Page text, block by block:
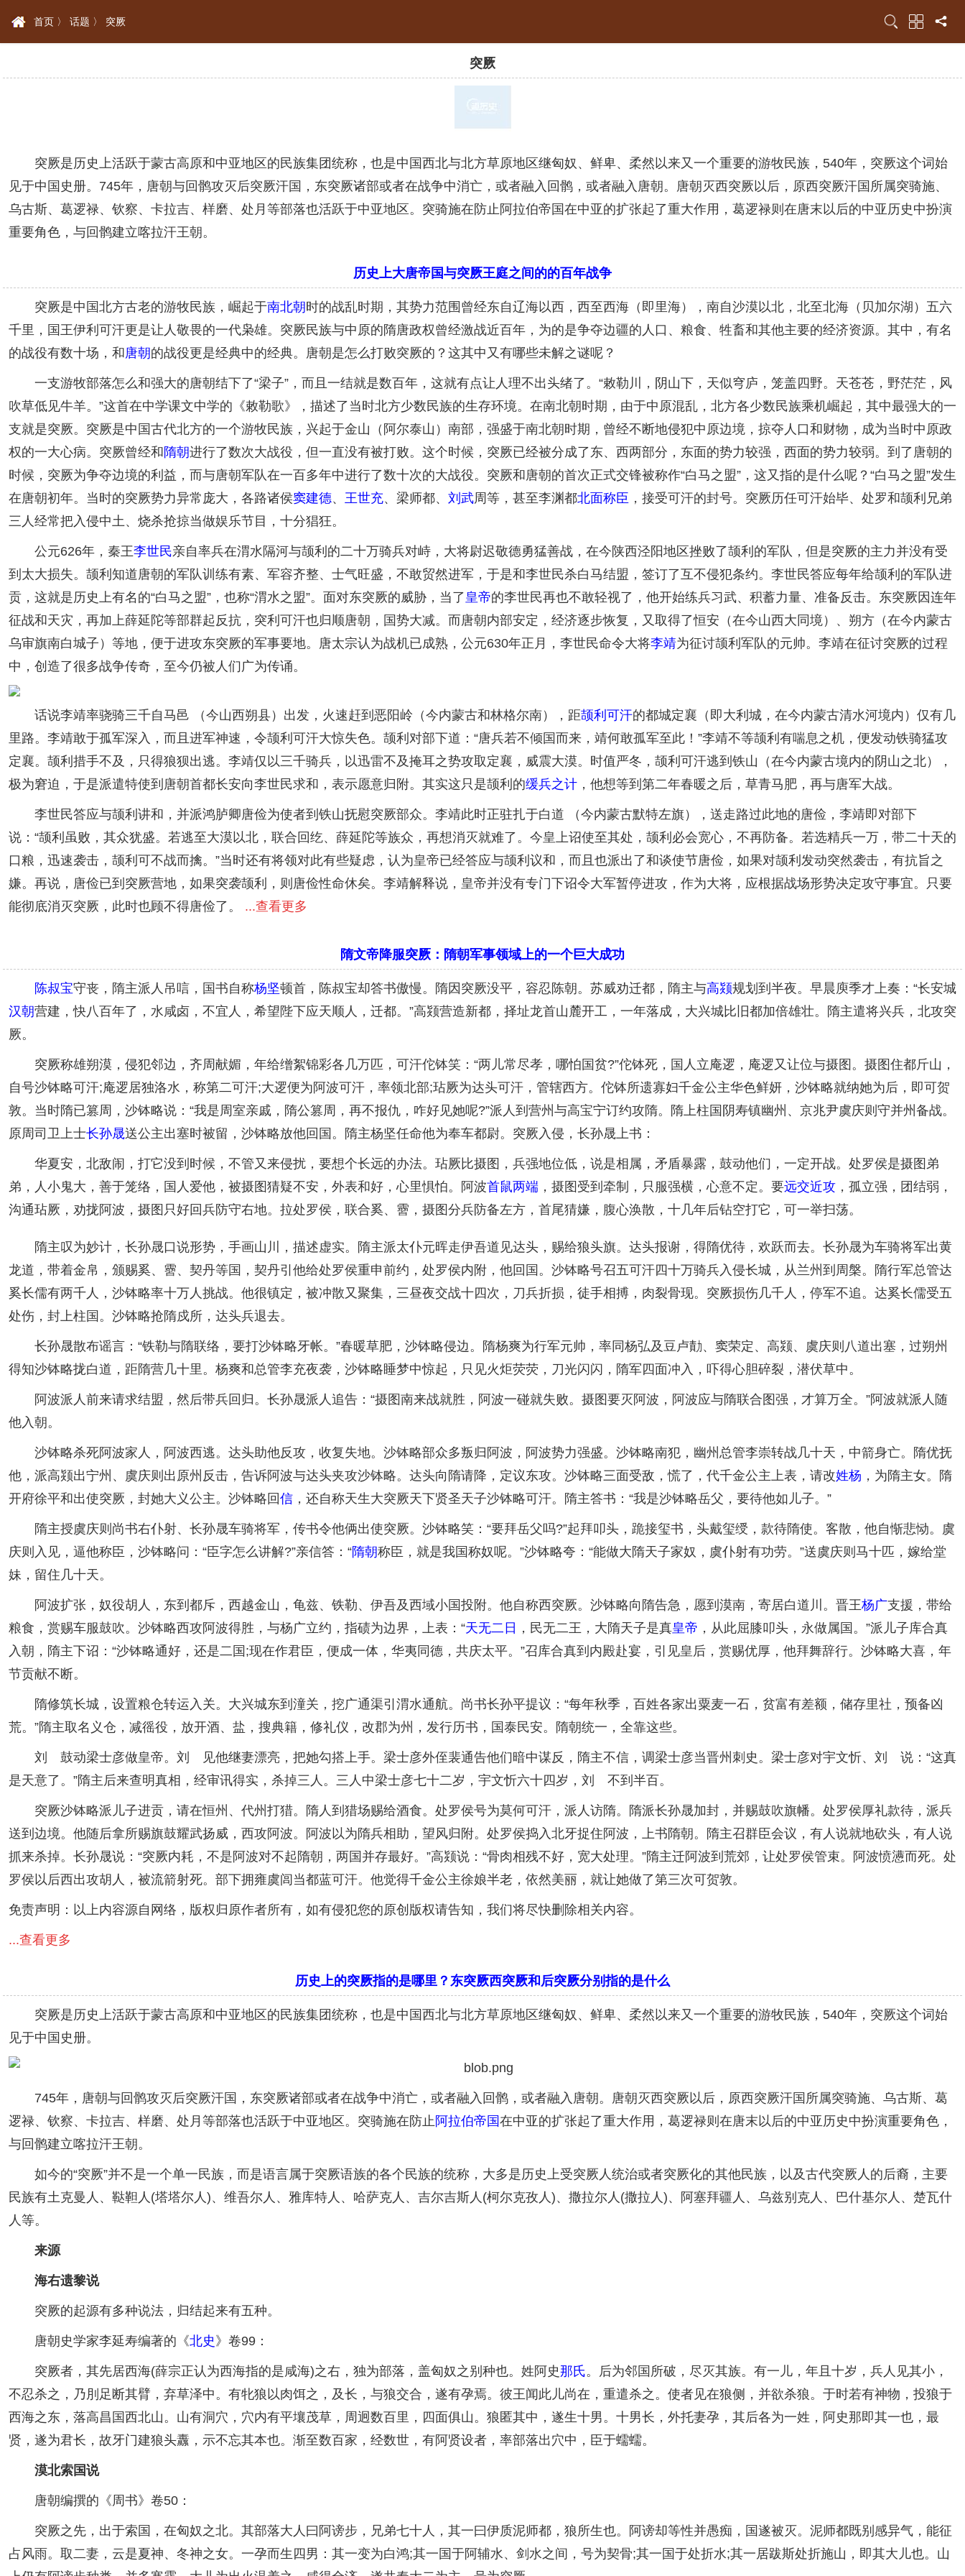
首页 〉 话题 〉 突厥
突厥
突厥是历史上活跃于蒙古高原和中亚地区的民族集团统称，也是中国西北与北方草原地区继匈奴、鲜卑、柔然以来又一个重要的游牧民族，540年，突厥这个词始
见于中国史册。745年，唐朝与回鹘攻灭后突厥汗国，东突厥诸部或者在战争中消亡，或者融入回鹘，或者融入唐朝。唐朝灭西突厥以后，原西突厥汗国所属突骑施、
乌古斯、葛逻禄、钦察、卡拉吉、样磨、处月等部落也活跃于中亚地区。突骑施在防止阿拉伯帝国在中亚的扩张起了重大作用，葛逻禄则在唐末以后的中亚历史中扮演
重要角色，与回鹘建立喀拉汗王朝。
历史上大唐帝国与突厥王庭之间的的百年战争
突厥是中国北方古老的游牧民族，崛起于南北朝时的战乱时期，其势力范围曾经东自辽海以西，西至西海（即里海），南自沙漠以北，北至北海（贝加尔湖）五六
千里，国王伊利可汗更是让人敬畏的一代枭雄。突厥民族与中原的隋唐政权曾经激战近百年，为的是争夺边疆的人口、粮食、牲畜和其他主要的经济资源。其中，有名
的战役有数十场，和唐朝的战役更是经典中的经典。唐朝是怎么打败突厥的？这其中又有哪些未解之谜呢？
一支游牧部落怎么和强大的唐朝结下了“梁子”，而且一结就是数百年，这就有点让人理不出头绪了。“敕勒川，阴山下，天似穹庐，笼盖四野。天苍苍，野茫茫，风
吹草低见牛羊。”这首在中学课文中学的《敕勒歌》，描述了当时北方少数民族的生存环境。在南北朝时期，由于中原混乱，北方各少数民族乘机崛起，其中最强大的一
支就是突厥。突厥是中国古代北方的一个游牧民族，兴起于金山（阿尔泰山）南部，强盛于南北朝时期，曾经不断地侵犯中原边境，掠夺人口和财物，成为当时中原政
权的一大心病。突厥曾经和 隋朝进行了数次大战役，但一直没有被打败。这个时候，突厥已经被分成了东、西两部分，东面的势力较强，西面的势力较弱。到了唐朝的
时候，突厥为争夺边境的利益，而与唐朝军队在一百多年中进行了数十次的大战役。突厥和唐朝的首次正式交锋被称作“白马之盟”，这又指的是什么呢？“白马之盟”发生
在唐朝初年。当时的突厥势力异常庞大，各路诸侯窦建德、 王世充、梁师都、 刘武周等，甚至李渊都北面称臣 ，接受可汗的封号。突厥历任可汗始毕、处罗和颉利兄弟
三人经常把入侵中土、烧杀抢掠当做娱乐节目，十分猖狂。
公元626年，秦王李世民亲自率兵在渭水隔河与颉利的二十万骑兵对峙，大将尉迟敬德勇猛善战，在今陕西泾阳地区挫败了颉利的军队，但是突厥的主力并没有受
到太大损失。颉利知道唐朝的军队训练有素、军容齐整、士气旺盛，不敢贸然进军，于是和李世民杀白马结盟，签订了互不侵犯条约。李世民答应每年给颉利的军队进
贡，这就是历史上有名的“白马之盟”，也称“渭水之盟”。面对东突厥的威胁，当了皇帝的李世民再也不敢轻视了，他开始练兵习武、积蓄力量、准备反击。东突厥因连年
征战和天灾，再加上薛延陀等部群起反抗，突利可汗也归顺唐朝，国势大减。而唐朝内部安定，经济逐步恢复，又取得了恒安（在今山西大同境）、朔方（在今内蒙古
乌审旗南白城子）等地，便于进攻东突厥的军事要地。唐太宗认为战机已成熟，公元630年正月，李世民命令大将李靖为征讨颉利军队的元帅。李靖在征讨突厥的过程
中，创造了很多战争传奇，至今仍被人们广为传诵。
话说李靖率骁骑三千自马邑 （今山西朔县）出发，火速赶到恶阳岭（今内蒙古和林格尔南），距颉利可汗的都城定襄（即大利城，在今内蒙古清水河境内）仅有几
里路。李靖敢于孤军深入，而且进军神速，令颉利可汗大惊失色。颉利对部下道：“唐兵若不倾国而来，靖何敢孤军至此！”李靖不等颉利有喘息之机，便发动铁骑猛攻
定襄。颉利措手不及，只得狼狈出逃。李靖仅以三千骑兵，以迅雷不及掩耳之势攻取定襄，威震大漠。时值严冬，颉利可汗逃到铁山（在今内蒙古境内的阴山之北），
极为窘迫，于是派遣特使到唐朝首都长安向李世民求和，表示愿意归附。其实这只是颉利的缓兵之计 ，他想等到第二年春暖之后，草青马肥，再与唐军大战。
李世民答应与颉利讲和，并派鸿胪卿唐俭为使者到铁山抚慰突厥部众。李靖此时正驻扎于白道 （今内蒙古默特左旗），送走路过此地的唐俭，李靖即对部下
说：“颉利虽败，其众犹盛。若逃至大漠以北，联合回纥、薛延陀等族众，再想消灭就难了。今皇上诏使至其处，颉利必会宽心，不再防备。若选精兵一万，带二十天的
口粮，迅速袭击，颉利可不战而擒。”当时还有将领对此有些疑虑，认为皇帝已经答应与颉利议和，而且也派出了和谈使节唐俭，如果对颉利发动突然袭击，有抗旨之
嫌。再说，唐俭已到突厥营地，如果突袭颉利，则唐俭性命休矣。李靖解释说，皇帝并没有专门下诏令大军暂停进攻，作为大将，应根据战场形势决定攻守事宜。只要
能彻底消灭突厥，此时也顾不得唐俭了。 ...查看更多
隋文帝降服突厥：隋朝军事领域上的一个巨大成功
陈叔宝守丧，隋主派人吊唁，国书自称杨坚顿首，陈叔宝却答书傲慢。隋因突厥没平，容忍陈朝。苏威劝迁都，隋主与高颎规划到半夜。早晨庾季才上奏：“长安城
汉朝营建，快八百年了，水咸卤，不宜人，希望陛下应天顺人，迁都。”高颎营造新都，择址龙首山麓开工，一年落成，大兴城比旧都加倍雄壮。隋主遣将兴兵，北攻突
厥。
突厥称雄朔漠，侵犯邻边，齐周献媚，年给缯絮锦彩各几万匹，可汗佗钵笑：“两儿常尽孝，哪怕国贫?”佗钵死，国人立庵逻，庵逻又让位与摄图。摄图住都斤山，
自号沙钵略可汗;庵逻居独洛水，称第二可汗;大逻便为阿波可汗，率领北部;玷厥为达头可汗，管辖西方。佗钵所遗寡妇千金公主华色鲜妍，沙钵略就纳她为后，即可贺
敦。当时隋已篡周，沙钵略说：“我是周室亲戚，隋公篡周，再不报仇，咋好见她呢?”派人到营州与高宝宁订约攻隋。隋上柱国阴寿镇幽州、京兆尹虞庆则守并州备战。
原周司卫上士长孙晟送公主出塞时被留，沙钵略放他回国。隋主杨坚任命他为奉车都尉。突厥入侵，长孙晟上书：
华夏安，北敌闹，打它没到时候，不管又来侵扰，要想个长远的办法。玷厥比摄图，兵强地位低，说是相属，矛盾暴露，鼓动他们，一定开战。处罗侯是摄图弟
弟，人小鬼大，善于笼络，国人爱他，被摄图猜疑不安，外表和好，心里惧怕。阿波首鼠两端 ，摄图受到牵制，只服强横，心意不定。要远交近攻 ，孤立强，团结弱，
沟通玷厥，劝拢阿波，摄图只好回兵防守右地。拉处罗侯，联合奚、霫，摄图分兵防备左方，首尾猜嫌，腹心涣散，十几年后钻空打它，可一举扫荡。
隋主叹为妙计，长孙晟口说形势，手画山川，描述虚实。隋主派太仆元晖走伊吾道见达头，赐给狼头旗。达头报谢，得隋优待，欢跃而去。长孙晟为车骑将军出黄
龙道，带着金帛，颁赐奚、霫、契丹等国，契丹引他给处罗侯重申前约，处罗侯内附，他回国。沙钵略号召五可汗四十万骑兵入侵长城，从兰州到周槃。隋行军总管达
奚长儒有两千人，沙钵略率十万人挑战。他很镇定，被冲散又聚集，三昼夜交战十四次，刀兵折损，徒手相搏，肉裂骨现。突厥损伤几千人，停军不追。达奚长儒受五
处伤，封上柱国。沙钵略抢隋戍所，达头兵退去。
长孙晟散布谣言：“铁勒与隋联络，要打沙钵略牙帐。”春暖草肥，沙钵略侵边。隋杨爽为行军元帅，率同杨弘及豆卢勣、窦荣定、高颎、虞庆则八道出塞，过朔州
得知沙钵略拢白道，距隋营几十里。杨爽和总管李充夜袭，沙钵略睡梦中惊起，只见火炬荧荧，刀光闪闪，隋军四面冲入，吓得心胆碎裂，潜伏草中。
阿波派人前来请求结盟，然后带兵回归。长孙晟派人追告：“摄图南来战就胜，阿波一碰就失败。摄图要灭阿波，阿波应与隋联合图强，才算万全。”阿波就派人随
他入朝。
沙钵略杀死阿波家人，阿波西逃。达头助他反攻，收复失地。沙钵略部众多叛归阿波，阿波势力强盛。沙钵略南犯，幽州总管李崇转战几十天，中箭身亡。隋优抚
他，派高颎出宁州、虞庆则出原州反击，告诉阿波与达头夹攻沙钵略。达头向隋请降，定议东攻。沙钵略三面受敌，慌了，代千金公主上表，请改姓杨 ，为隋主女。隋
开府徐平和出使突厥，封她大义公主。沙钵略回信 ，还自称天生大突厥天下贤圣天子沙钵略可汗。隋主答书：“我是沙钵略岳父，要待他如儿子。”
隋主授虞庆则尚书右仆射、长孙晟车骑将军，传书令他俩出使突厥。沙钵略笑：“要拜岳父吗?”起拜叩头，跪接玺书，头戴玺绶，款待隋使。客散，他自惭悲恸。虞
庆则入见，逼他称臣，沙钵略问：“臣字怎么讲解?”亲信答：“隋朝称臣，就是我国称奴呢。”沙钵略夸：“能做大隋天子家奴，虞仆射有功劳。”送虞庆则马十匹，嫁给堂
妹，留住几十天。
阿波扩张，奴役胡人，东到都斥，西越金山，龟兹、铁勒、伊吾及西域小国投附。他自称西突厥。沙钵略向隋告急，愿到漠南，寄居白道川。晋王杨广支援，带给
粮食，赏赐车服鼓吹。沙钵略西攻阿波得胜，与杨广立约，指碛为边界，上表：“天无二日 ，民无二王，大隋天子是真皇帝 ，从此屈膝叩头，永做属国。”派儿子库合真
入朝，隋主下诏：“沙钵略通好，还是二国;现在作君臣，便成一体，华夷同德，共庆太平。”召库合真到内殿赴宴，引见皇后，赏赐优厚，他拜舞辞行。沙钵略大喜，年
节贡献不断。
隋修筑长城，设置粮仓转运入关。大兴城东到潼关，挖广通渠引渭水通航。尚书长孙平提议：“每年秋季，百姓各家出粟麦一石，贫富有差额，储存里社，预备凶
荒。”隋主取名义仓，减徭役，放开酒、盐，搜典籍，修礼仪，改郡为州，发行历书，国泰民安。隋朝统一，全靠这些。
刘 鼓动梁士彦做皇帝。刘 见他继妻漂亮，把她勾搭上手。梁士彦外侄裴通告他们暗中谋反，隋主不信，调梁士彦当晋州刺史。梁士彦对宇文忻、刘 说：“这真
是天意了。”隋主后来查明真相，经审讯得实，杀掉三人。三人中梁士彦七十二岁，宇文忻六十四岁，刘 不到半百。
突厥沙钵略派儿子进贡，请在恒州、代州打猎。隋人到猎场赐给酒食。处罗侯号为莫何可汗，派人访隋。隋派长孙晟加封，并赐鼓吹旗幡。处罗侯厚礼款待，派兵
送到边境。他随后拿所赐旗鼓耀武扬威，西攻阿波。阿波以为隋兵相助，望风归附。处罗侯捣入北牙捉住阿波，上书隋朝。隋主召群臣会议，有人说就地砍头，有人说
抓来杀掉。长孙晟说：“突厥内耗，不是阿波对不起隋朝，两国并存最好。”高颎说：“骨肉相残不好，宽大处理。”隋主迁阿波到荒郊，让处罗侯管束。阿波愤懑而死。处
罗侯以后西出攻胡人，被流箭射死。部下拥雍虞闾当都蓝可汗。他觉得千金公主徐娘半老，依然美丽，就让她做了第三次可贺敦。
免责声明：以上内容源自网络，版权归原作者所有，如有侵犯您的原创版权请告知，我们将尽快删除相关内容。
...查看更多
历史上的突厥指的是哪里？东突厥西突厥和后突厥分别指的是什么
突厥是历史上活跃于蒙古高原和中亚地区的民族集团统称，也是中国西北与北方草原地区继匈奴、鲜卑、柔然以来又一个重要的游牧民族，540年，突厥这个词始
见于中国史册。
745年，唐朝与回鹘攻灭后突厥汗国，东突厥诸部或者在战争中消亡，或者融入回鹘，或者融入唐朝。唐朝灭西突厥以后，原西突厥汗国所属突骑施、乌古斯、葛
逻禄、钦察、卡拉吉、样磨、处月等部落也活跃于中亚地区。突骑施在防止 阿拉伯帝国在中亚的扩张起了重大作用，葛逻禄则在唐末以后的中亚历史中扮演重要角色，
与回鹘建立喀拉汗王朝。
如今的“突厥”并不是一个单一民族，而是语言属于突厥语族的各个民族的统称，大多是历史上受突厥人统治或者突厥化的其他民族，以及古代突厥人的后裔，主要
民族有土克曼人、鞑靼人(塔塔尔人)、维吾尔人、雅库特人、哈萨克人、吉尔吉斯人(柯尔克孜人)、撒拉尔人(撒拉人)、阿塞拜疆人、乌兹别克人、巴什基尔人、楚瓦什
人等。
来源
海右遗黎说
突厥的起源有多种说法，归结起来有五种。
唐朝史学家李延寿编著的《北史 》卷99：
突厥者，其先居西海(薛宗正认为西海指的是咸海)之右，独为部落，盖匈奴之别种也。姓阿史那氏。后为邻国所破，尽灭其族。有一儿，年且十岁，兵人见其小，
不忍杀之，乃刖足断其臂，弃草泽中。有牝狼以肉饵之，及长，与狼交合，遂有孕焉。彼王闻此儿尚在，重遣杀之。使者见在狼侧，并欲杀狼。于时若有神物，投狼于
西海之东，落高昌国西北山。山有洞穴，穴内有平壤茂草，周迥数百里，四面俱山。狼匿其中，遂生十男。十男长，外托妻孕，其后各为一姓，阿史那即其一也，最
贤，遂为君长，故牙门建狼头纛，示不忘其本也。渐至数百家，经数世，有阿贤设者，率部落出穴中，臣于蠕蠕。
漠北索国说
唐朝编撰的《周书》卷50：
突厥之先，出于索国，在匈奴之北。其部落大人曰阿谤步，兄弟七十人，其一曰伊质泥师都，狼所生也。阿谤却等性并愚痴，国遂被灭。泥师都既别感异气，能征
占风雨。取二妻，云是夏神、冬神之女。一孕而生四男：其一变为白鸿;其一国于阿辅水、剑水之间，号为契骨;其一国于处折水;其一居跋斯处折施山，即其大儿也。山